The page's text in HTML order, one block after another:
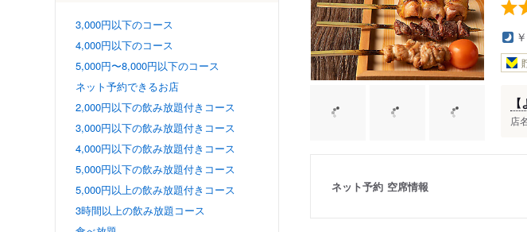
3,000円以下のコース
4,000円以下のコース
5,000円〜8,000円以下のコース
ネット予約できるお店
2,000円以下の飲み放題付きコース
3,000円以下の飲み放題付きコース
4,000円以下の飲み放題付きコース
5,000円以下の飲み放題付きコース
5,000円以上の飲み放題付きコース
3時間以上の飲み放題コース
店
ネット予約 空席情報